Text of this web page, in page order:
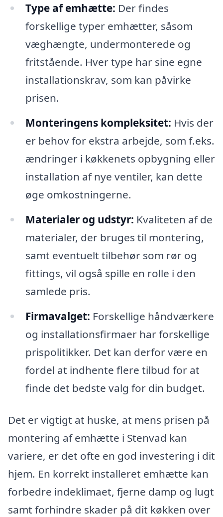
Type af emhætte: Der findes
forskellige typer emhætter, såsom
væghængte, undermonterede og
fritstående. Hver type har sine egne
installationskrav, som kan påvirke
prisen.
Monteringens kompleksitet: Hvis der
er behov for ekstra arbejde, som f.eks.
ændringer i køkkenets opbygning eller
installation af nye ventiler, kan dette
øge omkostningerne.
Materialer og udstyr: Kvaliteten af de
materialer, der bruges til montering,
samt eventuelt tilbehør som rør og
fittings, vil også spille en rolle i den
samlede pris.
Firmavalget: Forskellige håndværkere
og installationsfirmaer har forskellige
prispolitikker. Det kan derfor være en
fordel at indhente flere tilbud for at
finde det bedste valg for din budget.
Det er vigtigt at huske, at mens prisen på
montering af emhætte i Stenvad kan
variere, er det ofte en god investering i dit
hjem. En korrekt installeret emhætte kan
forbedre indeklimaet, fjerne damp og lugt
samt forhindre skader på dit køkken over